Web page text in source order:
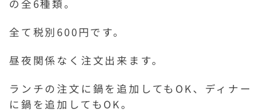
の全6種類。
全て税別600円です。
昼夜関係なく注文出来ます。
ランチの注文に鍋を追加してもOK、ディナー
に鍋を追加してもOK。